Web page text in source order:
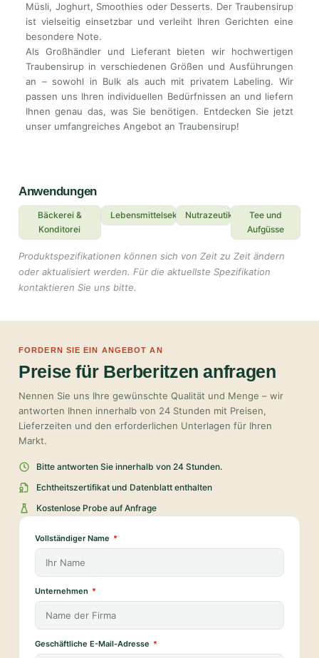
Müsli, Joghurt, Smoothies oder Desserts. Der Traubensirup
ist vielseitig einsetzbar und verleiht Ihren Gerichten eine
besondere Note.
Als Großhändler und Lieferant bieten wir hochwertigen
Traubensirup in verschiedenen Größen und Ausführungen
an – sowohl in Bulk als auch mit privatem Labeling. Wir
passen uns Ihren individuellen Bedürfnissen an und liefern
Ihnen genau das, was Sie benötigen. Entdecken Sie jetzt
unser umfangreiches Angebot an Traubensirup!
Anwendungen
Bäckerei &
Konditorei
LebensmittelsektorNutrazeutika
Tee und
Aufgüsse
Produktspezifikationen können sich von Zeit zu Zeit ändern
oder aktualisiert werden. Für die aktuellste Spezifikation
kontaktieren Sie uns bitte.
FORDERN SIE EIN ANGEBOT AN
Preise für Berberitzen anfragen
Nennen Sie uns Ihre gewünschte Qualität und Menge – wir
antworten Ihnen innerhalb von 24 Stunden mit Preisen,
Lieferzeiten und den erforderlichen Unterlagen für Ihren
Markt.
Bitte antworten Sie innerhalb von 24 Stunden.
Echtheitszertifikat und Datenblatt enthalten
Kostenlose Probe auf Anfrage
Vollständiger Name
Unternehmen
Geschäftliche E-Mail-Adresse